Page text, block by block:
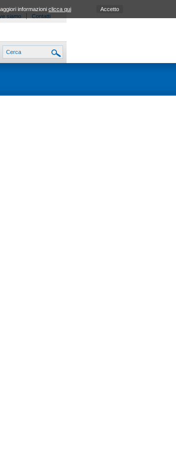
siamo Contatti
informazioni clicca qui Accetto